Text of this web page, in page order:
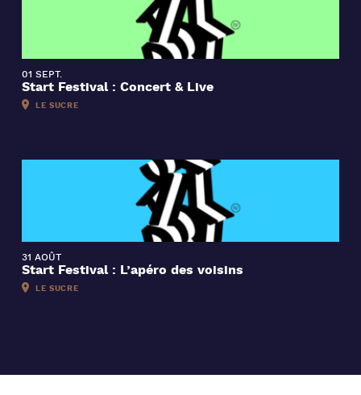
01 SEPT.
Start Festival : Concert & Live
LE SUCRE
31 AOÛT
Start Festival : L’apéro des voisins
LE SUCRE